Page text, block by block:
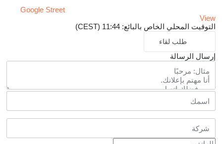
Google Street
View
التوقيت المحلي الخاص بالبائع: 11:44 (CEST)
طلب لقاء
إرسال الرسالة